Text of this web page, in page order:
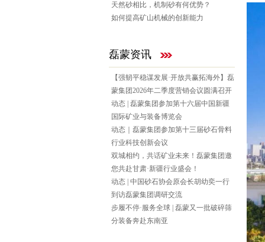
天然砂相比，机制砂有何优势？
如何提高矿山机械的创新能力
磊蒙资讯
【强韧平稳谋发展·开放共赢拓海外】磊
蒙集团2026年二季度营销会议圆满召开
动态 | 磊蒙集团参加第十六届中国新疆
国际矿业与装备博览会
动态｜磊蒙集团参加第十三届砂石骨料
行业科技创新会议
双城相约，共话矿业未来！磊蒙集团邀
您共赴甘肃·新疆行业盛会！
动态 | 中国砂石协会原会长胡幼奕一行
到访磊蒙集团调研交流
步履不停·服务全球 | 磊蒙又一批破碎筛
分装备奔赴东南亚